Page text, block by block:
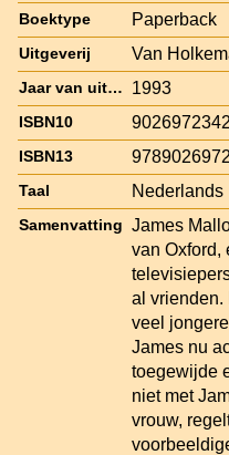
Boektype Paperback
Uitgeverij Van
Jaar van uitgave 1993
ISBN10 9026972342
ISBN13
Taal Nederlands
Samenvatting James
van Oxford,
al vrienden.
veel
James nu
toegewijde
niet met
vrouw,